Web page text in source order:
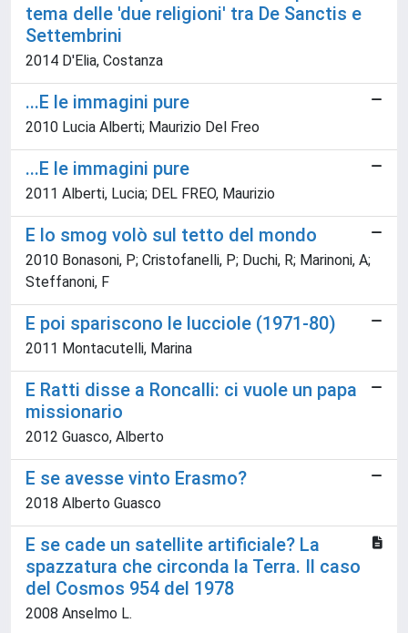
tema delle 'due religioni' tra De Sanctis e
Settembrini
2014 D'Elia, Costanza
...E le immagini pure
2010 Lucia Alberti; Maurizio Del Freo
...E le immagini pure
2011 Alberti, Lucia; DEL FREO, Maurizio
E lo smog volò sul tetto del mondo
2010 Bonasoni, P; Cristofanelli, P; Duchi, R; Marinoni, A;
Steffanoni, F
E poi spariscono le lucciole (1971-80)
2011 Montacutelli, Marina
E Ratti disse a Roncalli: ci vuole un papa
missionario
2012 Guasco, Alberto
E se avesse vinto Erasmo?
2018 Alberto Guasco
E se cade un satellite artificiale? La
spazzatura che circonda la Terra. Il caso
del Cosmos 954 del 1978
2008 Anselmo L.